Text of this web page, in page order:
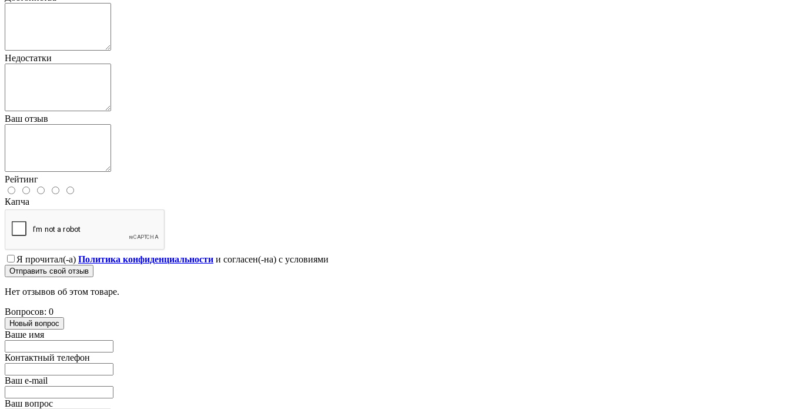
Недостатки
Ваш отзыв
Рейтинг
Капча
Я прочитал(-а) Политика конфиденциальности и согласен(-на) с условиями
Отправить свой отзыв
Нет отзывов об этом товаре.
Вопросов: 0
Новый вопрос
Ваше имя
Контактный телефон
Ваш e-mail
Ваш вопрос